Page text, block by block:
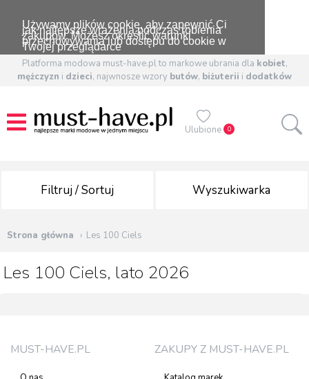
Używamy plików cookie, aby zapewnić Ci
jak najlepsze wrażenia podczas robienia
zakupów. Możesz określić warunki
przechowywania lub dostępu do cookie w
Twojej przeglądarce
Platforma modowa must-have.pl to markowe ubrania dla kobiet,
mężczyzn i dzieci, najwnosze wzory butów, biżuterii i dodatków
Ulubione 0
Filtruj / Sortuj Wyszukiwarka
Strona główna Les 100 Ciels
Les 100 Ciels, lato 2026
MUST-HAVE.PL ZAKUPY Z MUST-HAVE.PL